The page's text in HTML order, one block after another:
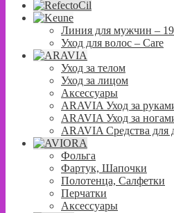
Линия для мужчин –
Уход для волос – Сare
Уход за телом
Уход за лицом
Аксессуары
ARAVIA Уход за
ARAVIA Уход за
ARAVIA Средства для
Фольга
Фартук, Шапочки
Полотенца, Салфетки
Перчатки
Аксессуары